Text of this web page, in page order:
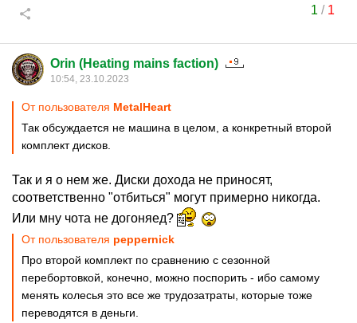
1 / 1
Orin (Heating mains faction)
10:54, 23.10.2023
От пользователя MetalHeart
Так обсуждается не машина в целом, а конкретный второй
комплект дисков.
Так и я о нем же. Диски дохода не приносят,
соответственно "отбиться" могут примерно никогда.
Или мну чота не догоняед?
От пользователя peppernick
Про второй комплект по сравнению с сезонной
перебортовкой, конечно, можно поспорить - ибо самому
менять колесья это все же трудозатраты, которые тоже
переводятся в деньги.